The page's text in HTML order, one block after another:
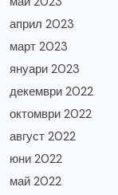
април 2023
март 2023
януари 2023
декември 2022
октомври 2022
август 2022
юни 2022
май 2022